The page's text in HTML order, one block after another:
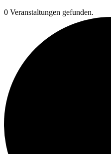
0 Veranstaltungen gefunden.